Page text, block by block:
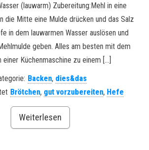
(lauwarm) Zubereitung:Mehl in eine
die Mitte eine Mulde drücken und das Salz
in dem lauwarmen Wasser auslösen und
geben. Alles am besten mit dem
einer Küchenmaschine zu einem […]
Backen, dies&das
Brötchen, gut vorzubereiten, Hefe
Weiterlesen